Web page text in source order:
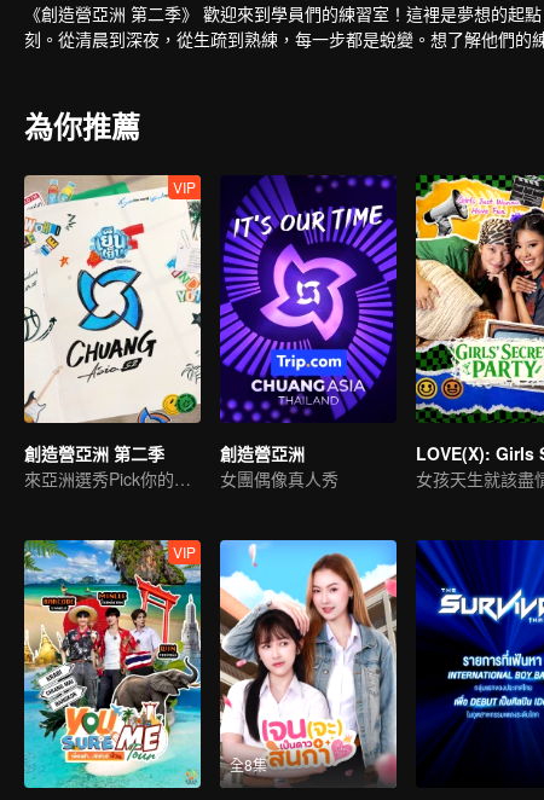
《創造營亞洲 第二季》 歡迎來到學員們的練習室！這裡是夢想的
刻。從清晨到深夜，從生疏到熟練，每一步都是蛻變。想了解他們的
為你推薦
VIP
創造營亞洲 第二季
來亞洲選秀Pick你的偶像
創造營亞洲
女團偶像真人秀
女孩天生就該盡
VIP
全8集